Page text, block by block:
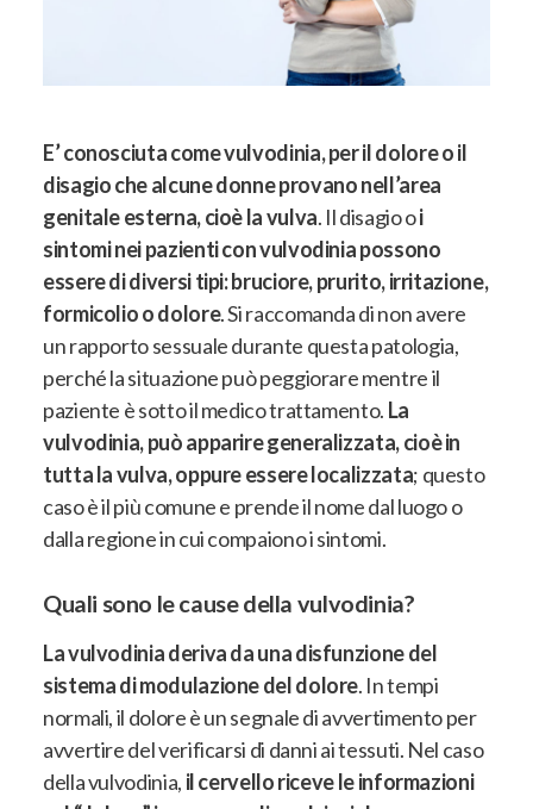
E’ conosciuta come vulvodinia, per il dolore o il
disagio che alcune donne provano nell’area
genitale esterna, cioè la vulva. Il disagio oi
sintomi nei pazienti con vulvodinia possono
essere di diversi tipi: bruciore, prurito, irritazione,
formicolio o dolore. Si raccomanda di non avere
un rapporto sessuale durante questa patologia,
perché la situazione può peggiorare mentre il
paziente è sotto il medico trattamento. La
vulvodinia, può apparire generalizzata, cioè in
tutta la vulva, oppure essere localizzata; questo
caso è il più comune e prende il nome dal luogo o
dalla regione in cui compaiono i sintomi.
Quali sono le cause della vulvodinia?
La vulvodinia deriva da una disfunzione del
sistema di modulazione del dolore. In tempi
normali, il dolore è un segnale di avvertimento per
avvertire del verificarsi di danni ai tessuti. Nel caso
della vulvodinia, il cervello riceve le informazioni